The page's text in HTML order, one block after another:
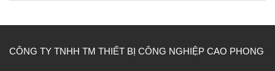
CÔNG TY TNHH TM THIẾT BỊ CÔNG NGHIỆP CAO PHONG